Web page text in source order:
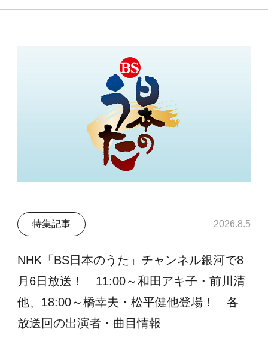
特集記事 2026.8.5
NHK「BS日本のうた」チャンネル銀河で8
月6日放送！ 11:00～和田アキ子・前川清
他、18:00～橋幸夫・松平健他登場！ 各
放送回の出演者・曲目情報